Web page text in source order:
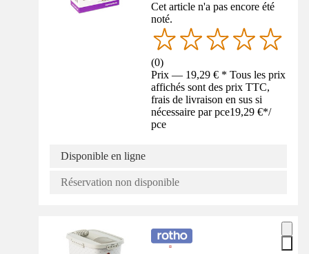
Cet article n'a pas encore été
noté.
(0)
Prix — 19,29 € * Tous les prix
affichés sont des prix TTC,
frais de livraison en sus si
nécessaire par pce19,29 €*/
pce
Disponible en ligne
Réservation non disponible